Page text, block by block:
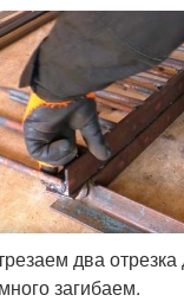
два
загибаем.